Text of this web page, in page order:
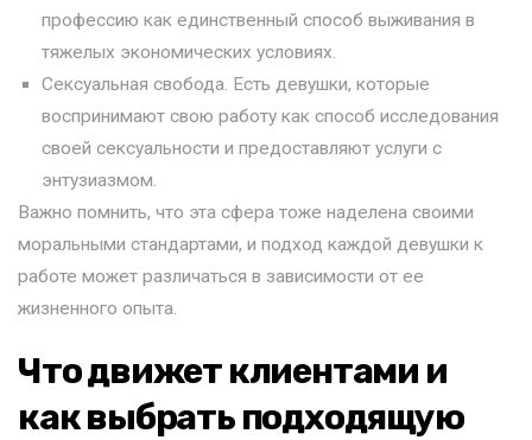
профессию как единственный способ выживания в
тяжелых экономических условиях.
Сексуальная свобода. Есть девушки, которые
воспринимают свою работу как способ исследования
своей сексуальности и предоставляют услуги с
энтузиазмом.
Важно помнить, что эта сфера тоже наделена своими
моральными стандартами, и подход каждой девушки к
работе может различаться в зависимости от ее
жизненного опыта.
Что движет клиентами и
как выбрать подходящую